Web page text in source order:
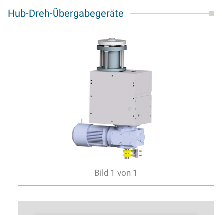
Hub-Dreh-Übergabegeräte
Bild 1 von 1